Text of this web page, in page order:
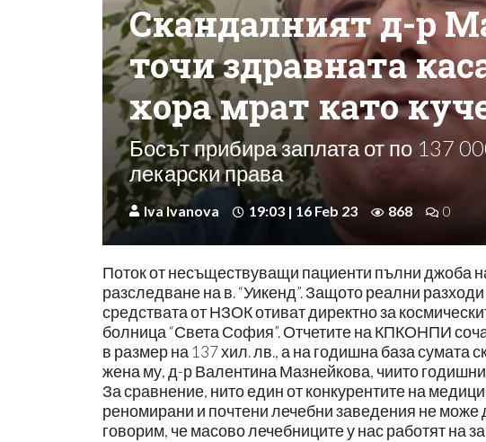
Скандалният д-р
точи здравната
хора мрат като
Босът прибира заплата от по 137
лекарски права
Iva Ivanova 19:03 | 16 Feb 23 868 0
Поток от несъществуващи пациенти пълни джоба
разследване на в. “Уикенд”. Защото реални
средствата от НЗОК отиват директно за
болница “Света София”. Отчетите на КПКОНПИ
в размер на 137 хил. лв., а на годишна база сумата
жена му, д-р Валентина Мазнейкова, чиито
За сравнение, нито един от конкурентите на
реномирани и почтени лечебни заведения не може
говорим, че масово лечебниците у нас работят на